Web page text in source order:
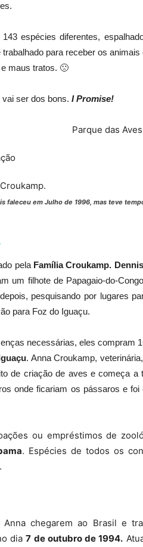
espécies diferentes,
para receber os
maus tratos. 🙁
ser dos bons. I Promise!
faleceu em Julho de 1996, mas teve
pela Família Croukamp.
um filhote de Papagaio-do-
pesquisando por lugares
para Foz do Iguaçu.
necessárias, eles compram
. Anna Croukamp,
de criação de aves e começa a
onde ficariam os pássaros e
ou empréstimos de
. Espécies de todos os
chegarem ao Brasil e
dia7 de outubro de 1994.